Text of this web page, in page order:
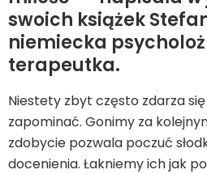
swoich książek
niemiecka
terapeutka.
Niestety zbyt często zdarza
zapominać. Gonimy za
zdobycie pozwala poczuć
docenienia. Łakniemy ich jak